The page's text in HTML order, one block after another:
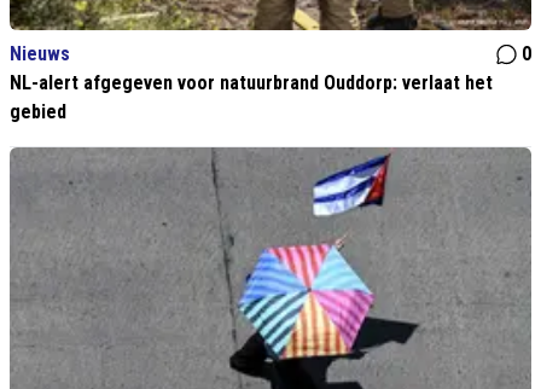
Nieuws
0
NL-alert afgegeven voor natuurbrand Ouddorp: verlaat het
gebied